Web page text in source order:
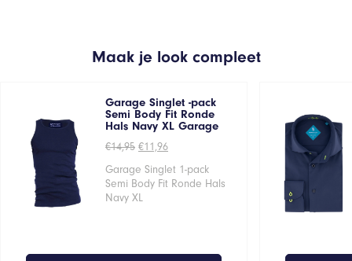
Maak je look compleet
Garage Singlet -pack
Semi Body Fit Ronde
Hals Navy XL Garage
€14,95 Oorspronkelijke
was:
€14,95.
€11,96Huidige
is:
€11,96.
Garage Singlet 1-pack
Semi Body Fit Ronde Hals
Navy XL